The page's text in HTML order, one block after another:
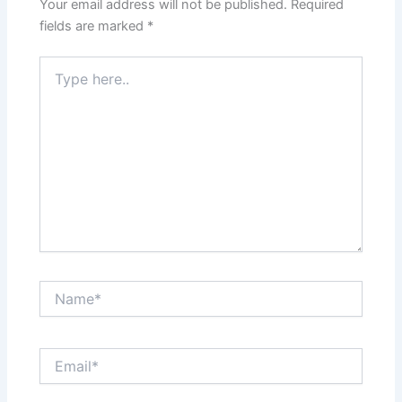
k
Your email address will not be published. Required
fields are marked *
here..